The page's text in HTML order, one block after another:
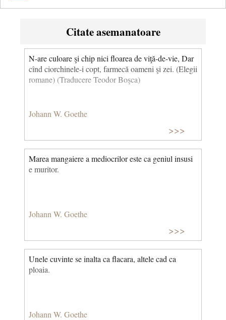
Share
Citate asemanatoare
N-are culoare şi chip nici floarea de viţă-de-vie, Dar
cînd ciorchinele-i copt, farmecă oameni şi zei. (Elegii
romane) (Traducere Teodor Boşca)
Johann W. Goethe
>>>
Marea mangaiere a mediocrilor este ca geniul insusi
e muritor.
Johann W. Goethe
>>>
Unele cuvinte se inalta ca flacara, altele cad ca
ploaia.
Johann W. Goethe